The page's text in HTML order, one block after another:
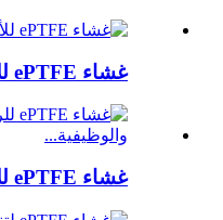
غشاء ePTFE للاستخدامات الطبية ...
غشاء ePTFE للاستخدام اليومي...